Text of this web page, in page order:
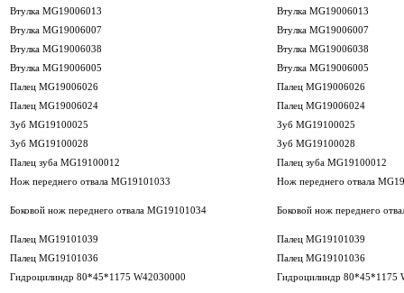
Втулка MG19006013
Втулка MG19006013
Втулка MG19006007
Втулка MG19006007
Втулка MG19006038
Втулка MG19006038
Втулка MG19006005
Втулка MG19006005
Палец MG19006026
Палец MG19006026
Палец MG19006024
Палец MG19006024
Зуб MG19100025
Зуб MG19100025
Зуб MG19100028
Зуб MG19100028
Палец зуба MG19100012
Палец зуба MG19100012
Нож переднего отвала MG19101033
Нож переднего отвала
Боковой нож переднего отвала MG19101034 Боковой нож переднего
Палец MG19101039
Палец MG19101039
Палец MG19101036
Палец MG19101036
Гидроцилиндр 80*45*1175 W42030000
Гидроцилиндр 80*45*1175